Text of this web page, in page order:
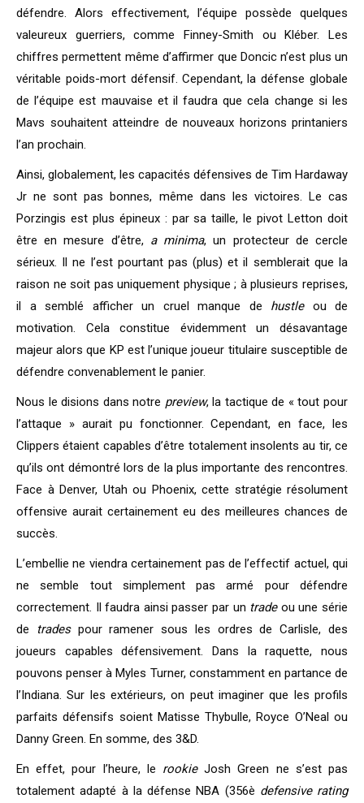
défendre. Alors effectivement, l’équipe possède quelques
valeureux guerriers, comme Finney-Smith ou Kléber. Les
chiffres permettent même d’affirmer que Doncic n’est plus un
véritable poids-mort défensif. Cependant, la défense globale
de l’équipe est mauvaise et il faudra que cela change si les
Mavs souhaitent atteindre de nouveaux horizons printaniers
l’an prochain.
Ainsi, globalement, les capacités défensives de Tim Hardaway
Jr ne sont pas bonnes, même dans les victoires. Le cas
Porzingis est plus épineux : par sa taille, le pivot Letton doit
être en mesure d’être, a minima, un protecteur de cercle
sérieux. Il ne l’est pourtant pas (plus) et il semblerait que la
raison ne soit pas uniquement physique ; à plusieurs reprises,
il a semblé afficher un cruel manque de hustleou de
motivation. Cela constitue évidemment un désavantage
majeur alors que KP est l’unique joueur titulaire susceptible de
défendre convenablement le panier.
Nous le disions dans notre preview, la tactique de « tout pour
l’attaque » aurait pu fonctionner. Cependant, en face, les
Clippers étaient capables d’être totalement insolents au tir, ce
qu’ils ont démontré lors de la plus importante des rencontres.
Face à Denver, Utah ou Phoenix, cette stratégie résolument
offensive aurait certainement eu des meilleures chances de
succès.
L’embellie ne viendra certainement pas de l’effectif actuel, qui
ne semble tout simplement pas armé pour défendre
correctement. Il faudra ainsi passer par un tradeou une série
de
tradespour ramener sous les ordres de Carlisle, des
joueurs capables défensivement. Dans la raquette, nous
pouvons penser à Myles Turner, constamment en partance de
l’Indiana. Sur les extérieurs, on peut imaginer que les profils
parfaits défensifs soient Matisse Thybulle, Royce O’Neal ou
Danny Green. En somme, des 3&D.
En effet, pour l’heure, le rookieJosh Green ne s’est pas
totalement adapté à la défense NBA (356è defensive rating